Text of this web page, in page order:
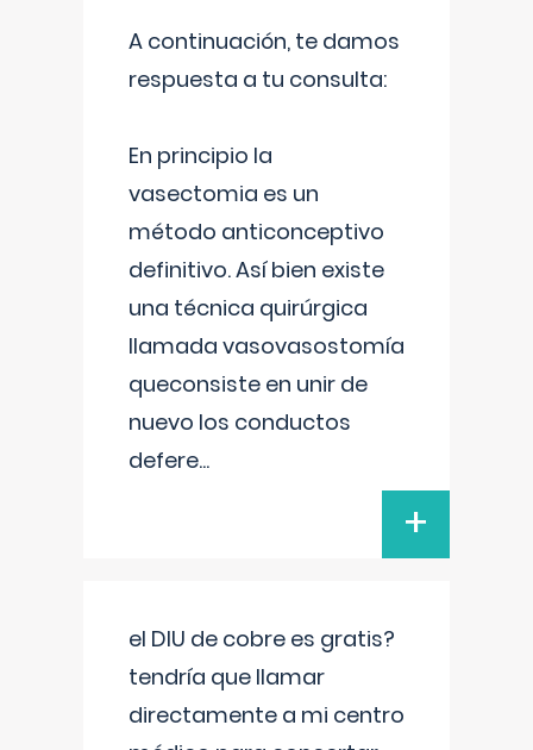
A continuación, te damos
respuesta a tu consulta:
En principio la
vasectomia es un
método anticonceptivo
definitivo. Así bien existe
una técnica quirúrgica
llamada vasovasostomía
queconsiste en unir de
nuevo los conductos
defere...
+
el DIU de cobre es gratis?
tendría que llamar
directamente a mi centro